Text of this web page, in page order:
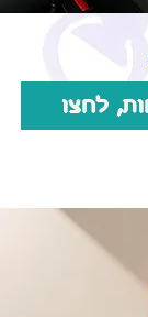
לחצו